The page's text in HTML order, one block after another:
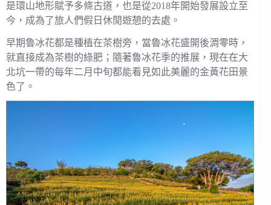
是環山地形賦予多條古道，也是從2018年開始發展設立至
今，成為了旅人們假日休閒遊憩的去處。
早期魯冰花都是種植在茶樹旁，當魯冰花盛開後淍零時，
就直接成為茶樹的綠肥；隨著魯冰花季的推展，現在在大
北坑一帶的每年二月中旬都能看見如此美麗的金黃花田景
色了。